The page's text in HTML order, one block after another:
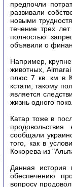
предпочли
развивали
новыми
течение трех
полностью
объявили о
Например,
животных,
плюс 7 кв. км в
кстати, такому
является
жизнь одного
Катар тоже в
сообщали
того, как в
Кокорева из
Данная история
обеспечению
вопросу